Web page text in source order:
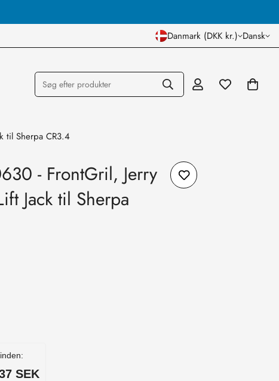
Danmark (DKK kr.) Dansk
Søg efter produkter
til Sherpa CR3.4
- FrontGril, Jerry
Jack til Sherpa
SEK